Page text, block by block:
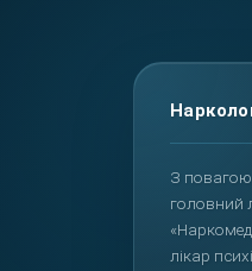
З повагою
головний
лікар
Повернутися